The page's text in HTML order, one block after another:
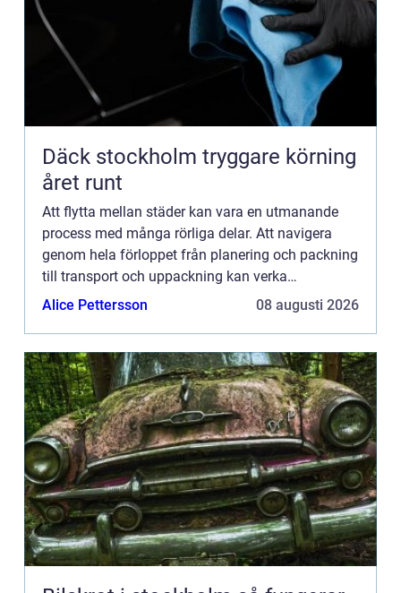
Däck stockholm tryggare körning
året runt
Att flytta mellan städer kan vara en utmanande
process med många rörliga delar. Att navigera
genom hela förloppet från planering och packning
till transport och uppackning kan verka
överväldigande. I den här ...
Alice Pettersson 08 augusti 2026